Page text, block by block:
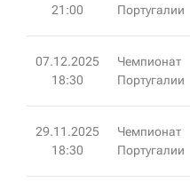
21:00
Португалии
07.12.2025
18:30
Чемпионат
Португалии
29.11.2025
18:30
Чемпионат
Португалии